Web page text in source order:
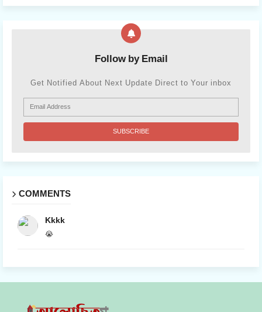
Follow by Email
Get Notified About Next Update Direct to Your inbox
COMMENTS
Kkkk
😭